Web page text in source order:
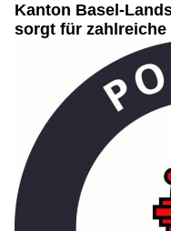
Kanton Basel-
sorgt für zahlreiche